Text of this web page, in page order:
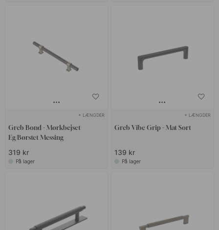
+ LÆNGDER
Greb Bond - Mørkbejset
Eg/Børstet Messing
319 kr
På lager
+ LÆNGDER
Greb Vibe Grip - Mat Sort
139 kr
På lager